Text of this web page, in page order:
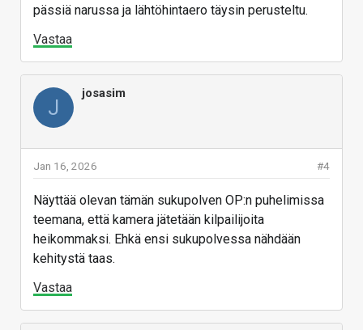
pässiä narussa ja lähtöhintaero täysin perusteltu.
Vastaa
J
josasim
#4
Jan 16, 2026
Näyttää olevan tämän sukupolven OP:n puhelimissa
teemana, että kamera jätetään kilpailijoita
heikommaksi. Ehkä ensi sukupolvessa nähdään
kehitystä taas.
Vastaa